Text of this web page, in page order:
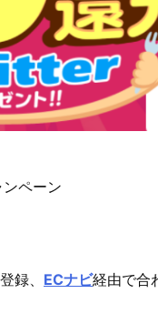
ペーン
録、 ECナビ経由で合